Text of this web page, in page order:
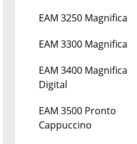
EAM 3250 Magnifica
EAM 3300 Magnifica
EAM 3400 Magnifica
Digital
EAM 3500 Pronto
Cappuccino